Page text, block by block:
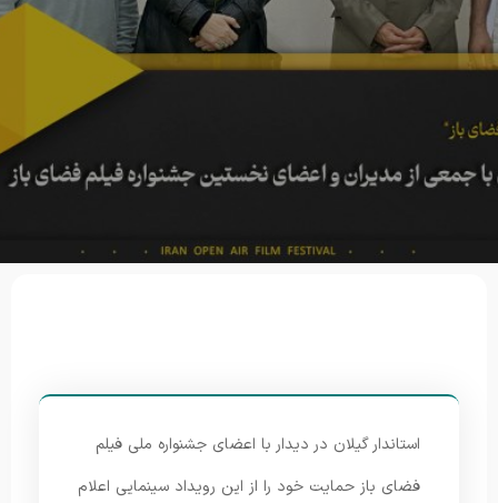
استاندار گیلان در دیدار با اعضای جشنواره ملی فیلم
فضای باز حمایت خود را از این رویداد سینمایی اعلام